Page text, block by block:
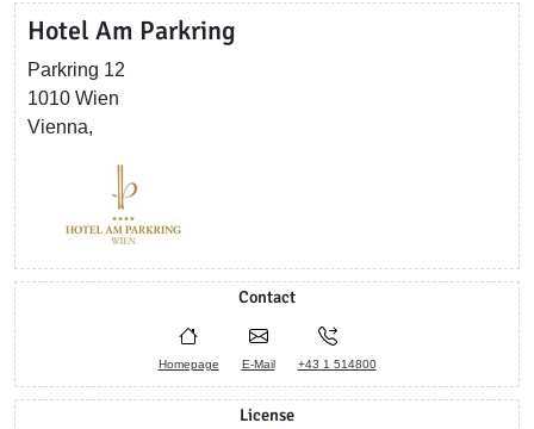
Hotel Am Parkring
Parkring 12
1010 Wien
Vienna,
Contact
Homepage E-Mail +43 1 514800
License